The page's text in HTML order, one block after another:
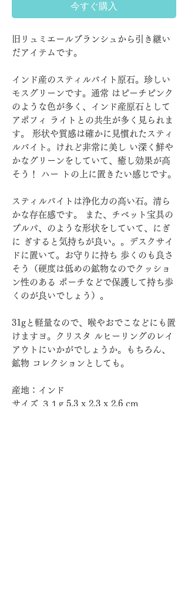
今すぐ購入
旧リュミエールブランシュから引き継い
だアイテムです。
インド産のスティルバイト原石。珍しい
モスグリーンです。通常 はピーチピンク
のような色が多く、インド産原石として
アポフィ ライトとの共生が多く見られま
す。 形状や質感は確かに見慣れたスティ
ルバイト。けれど非常に美し い深く鮮や
かなグリーンをしていて、癒し効果が高
そう！ ハー トの上に置きたい感じです。
スティルバイトは浄化力の高い石。清ら
かな存在感です。 また、チベット宝具の
プルパ、のような形状をしていて、にぎ
に ぎすると気持ちが良い。。デスクサイ
ドに置いて。お守りに持ち 歩くのも良さ
そう（硬度は低めの鉱物なのでクッショ
ン性のある ポーチなどで保護して持ち歩
くのが良いでしょう）。
31gと軽量なので、喉やおでこなどにも置
けますヨ。クリスタ ルヒーリングのレイ
アウトにいかがでしょうか。もちろん、
鉱物 コレクションとしても。
産地：インド
サイズ ３１g 5.3 x 2.3 x 2.6 cm